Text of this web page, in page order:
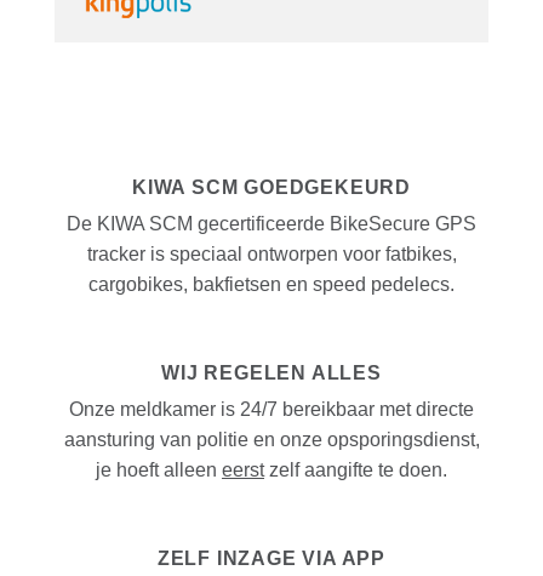
KIWA SCM GOEDGEKEURD
De KIWA SCM gecertificeerde BikeSecure GPS
tracker is speciaal ontworpen voor fatbikes,
cargobikes, bakfietsen en speed pedelecs.
WIJ REGELEN ALLES
Onze meldkamer is 24/7 bereikbaar met directe
aansturing van politie en onze opsporingsdienst,
je hoeft alleen eerstzelf aangifte te doen.
ZELF INZAGE VIA APP